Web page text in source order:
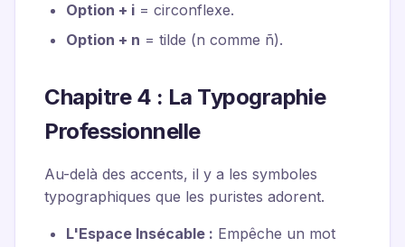
Option + i = circonflexe.
Option + n = tilde (n comme ñ).
Chapitre 4 : La Typographie
Professionnelle
Au-delà des accents, il y a les symboles
typographiques que les puristes adorent.
L'Espace Insécable : Empêche un mot